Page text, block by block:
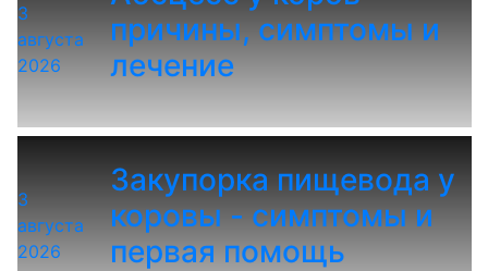
3
августа
2026
причины, симптомы и
лечение
3
августа
2026
Закупорка пищевода у
коровы - симптомы и
первая помощь